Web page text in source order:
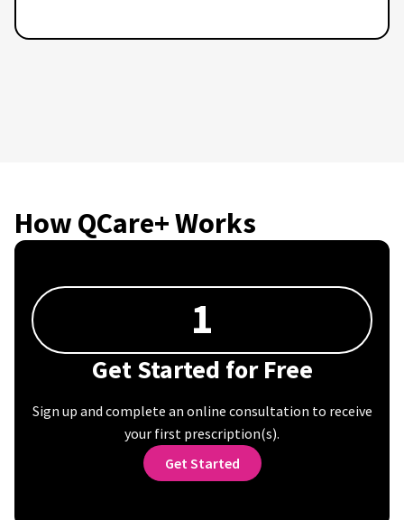
How QCare+ Works
1
Get Started for Free
Sign up and complete an online consultation to receive
your first prescription(s).
Get Started